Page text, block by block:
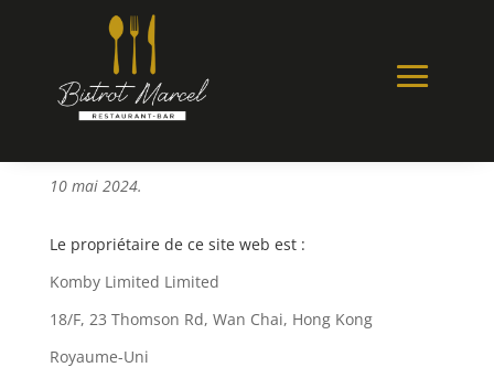
Imprint
10 mai 2024.
Le propriétaire de ce site web est :
Komby Limited Limited
18/F, 23 Thomson Rd, Wan Chai, Hong Kong
Royaume-Uni